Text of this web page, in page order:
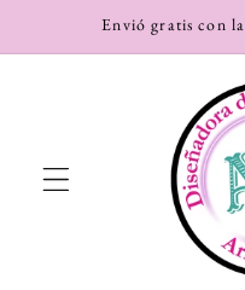
directamente
al contenido
Envió gratis con